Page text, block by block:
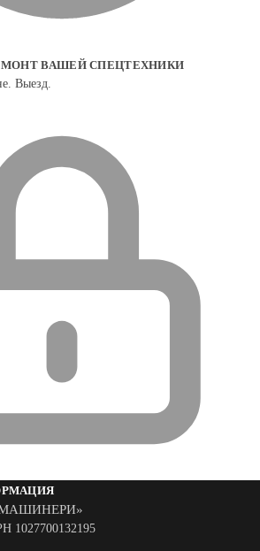
ВАШЕЙ СПЕЦТЕХНИКИ
Выезд.
1027700132195